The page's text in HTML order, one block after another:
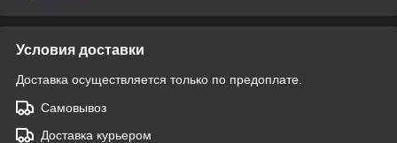
Условия доставки
Доставка осуществляется только по предоплате.
Самовывоз
Доставка курьером